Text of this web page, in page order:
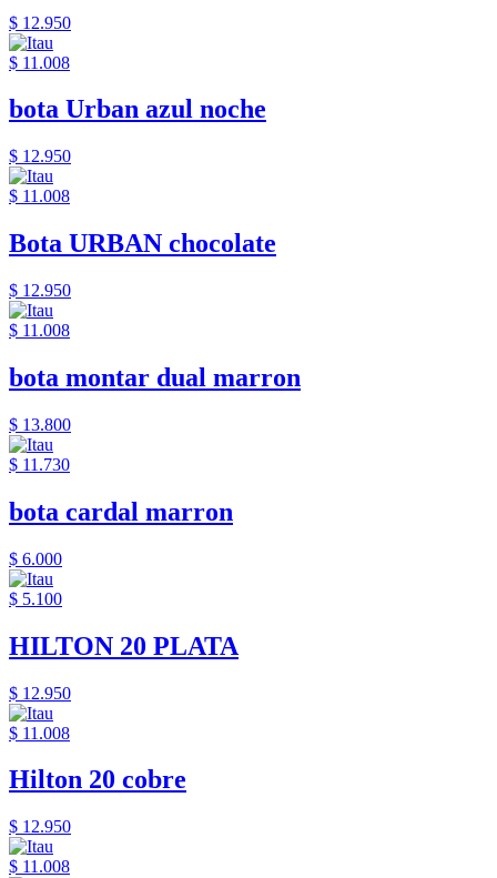
$ 12.950
$ 11.008
bota Urban azul noche
$ 12.950
$ 11.008
Bota URBAN chocolate
$ 12.950
$ 11.008
bota montar dual marron
$ 13.800
$ 11.730
bota cardal marron
$ 6.000
$ 5.100
HILTON 20 PLATA
$ 12.950
$ 11.008
Hilton 20 cobre
$ 12.950
$ 11.008